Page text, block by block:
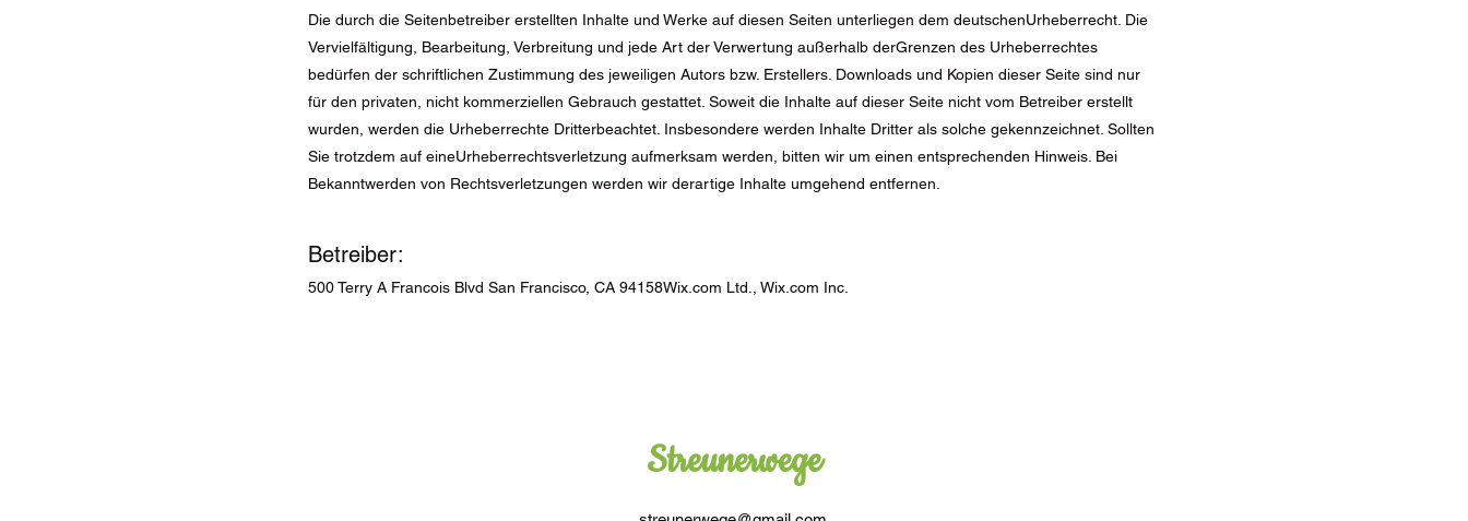
Die durch die Seitenbetreiber erstellten Inhalte und Werke auf diesen Seiten unterliegen dem deutschenUrheberrecht. Die
Vervielfältigung, Bearbeitung, Verbreitung und jede Art der Verwertung außerhalb derGrenzen des Urheberrechtes
bedürfen der schriftlichen Zustimmung des jeweiligen Autors bzw. Erstellers. Downloads und Kopien dieser Seite sind nur
für den privaten, nicht kommerziellen Gebrauch gestattet. Soweit die Inhalte auf dieser Seite nicht vom Betreiber erstellt
wurden, werden die Urheberrechte Dritterbeachtet. Insbesondere werden Inhalte Dritter als solche gekennzeichnet. Sollten
Sie trotzdem auf eineUrheberrechtsverletzung aufmerksam werden, bitten wir um einen entsprechenden Hinweis. Bei
Bekanntwerden von Rechtsverletzungen werden wir derartige Inhalte umgehend entfernen.
Betreiber:
500 Terry A Francois Blvd San Francisco, CA 94158Wix.com Ltd., Wix.com Inc.
Streunerwege